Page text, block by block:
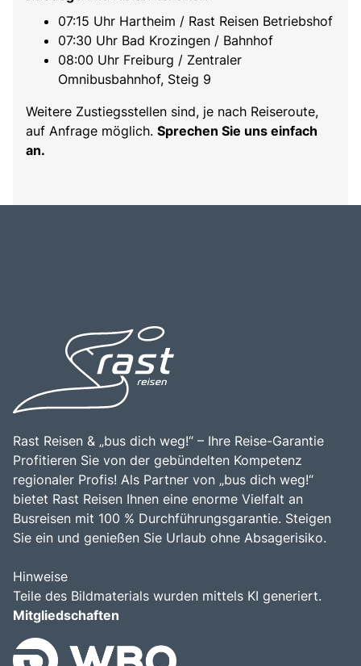
07:15 Uhr Hartheim / Rast Reisen Betriebshof
07:30 Uhr Bad Krozingen / Bahnhof
08:00 Uhr Freiburg / Zentraler
Omnibusbahnhof, Steig 9
Weitere Zustiegsstellen sind, je nach Reiseroute,
auf Anfrage möglich. Sprechen Sie uns einfach
an.
Rast Reisen & „bus dich weg!“ – Ihre Reise-Garantie
Profitieren Sie von der gebündelten Kompetenz
regionaler Profis! Als Partner von „bus dich weg!“
bietet Rast Reisen Ihnen eine enorme Vielfalt an
Busreisen mit 100 % Durchführungsgarantie. Steigen
Sie ein und genießen Sie Urlaub ohne Absagerisiko.
Hinweise
Teile des Bildmaterials wurden mittels KI generiert.
Mitgliedschaften